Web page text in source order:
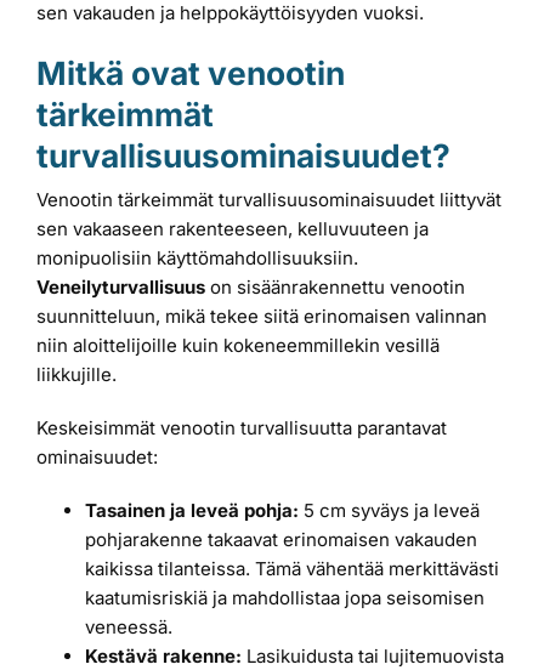
sen vakauden ja helppokäyttöisyyden vuoksi.
Mitkä ovat venootin
tärkeimmät
turvallisuusominaisuudet?
Venootin tärkeimmät turvallisuusominaisuudet liittyvät
sen vakaaseen rakenteeseen, kelluvuuteen ja
monipuolisiin käyttömahdollisuuksiin.
Veneilyturvallisuus on sisäänrakennettu venootin
suunnitteluun, mikä tekee siitä erinomaisen valinnan
niin aloittelijoille kuin kokeneemmillekin vesillä
liikkujille.
Keskeisimmät venootin turvallisuutta parantavat
ominaisuudet:
Tasainen ja leveä pohja: 5 cm syväys ja leveä
pohjarakenne takaavat erinomaisen vakauden
kaikissa tilanteissa. Tämä vähentää merkittävästi
kaatumisriskiä ja mahdollistaa jopa seisomisen
veneessä.
Kestävä rakenne: Lasikuidusta tai lujitemuovista